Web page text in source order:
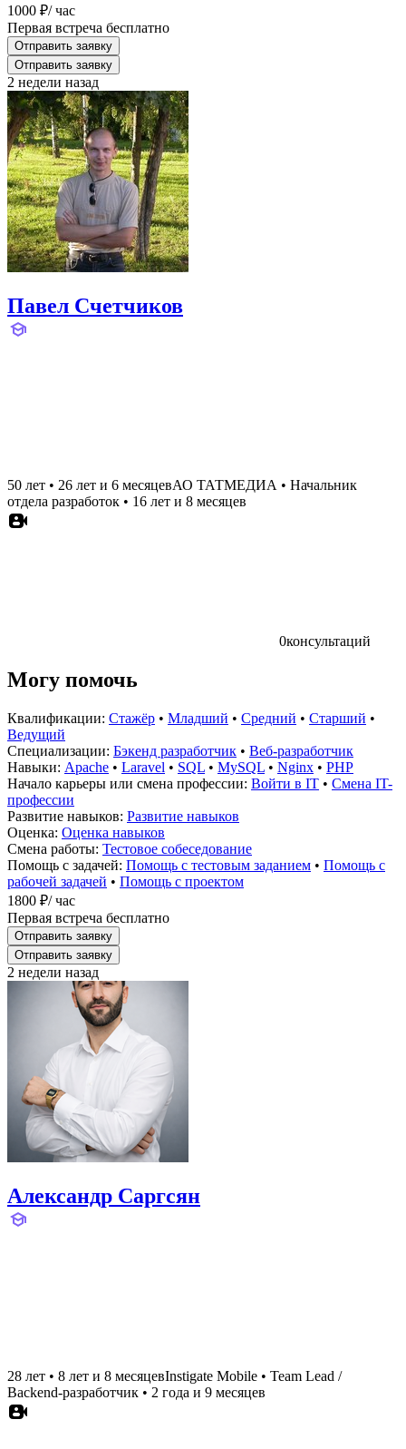
1000 ₽/ час
Первая встреча бесплатно
Отправить заявку
Отправить заявку
2 недели назад
Павел Счетчиков
50 лет • 26 лет и 6 месяцевАО ТАТМЕДИА • Начальник
отдела разработок • 16 лет и 8 месяцев
0консультаций
Могу помочь
Квалификации: Стажёр • Младший • Средний • Старший •
Ведущий
Специализации: Бэкенд разработчик • Веб-разработчик
Навыки: Apache • Laravel • SQL • MySQL • Nginx • PHP
Начало карьеры или смена профессии: Войти в IT • Смена IT-
профессии
Развитие навыков: Развитие навыков
Оценка: Оценка навыков
Смена работы: Тестовое собеседование
Помощь с задачей: Помощь с тестовым заданием • Помощь с
рабочей задачей • Помощь с проектом
1800 ₽/ час
Первая встреча бесплатно
Отправить заявку
Отправить заявку
2 недели назад
Александр Саргсян
28 лет • 8 лет и 8 месяцевInstigate Mobile • Team Lead /
Backend-разработчик • 2 года и 9 месяцев